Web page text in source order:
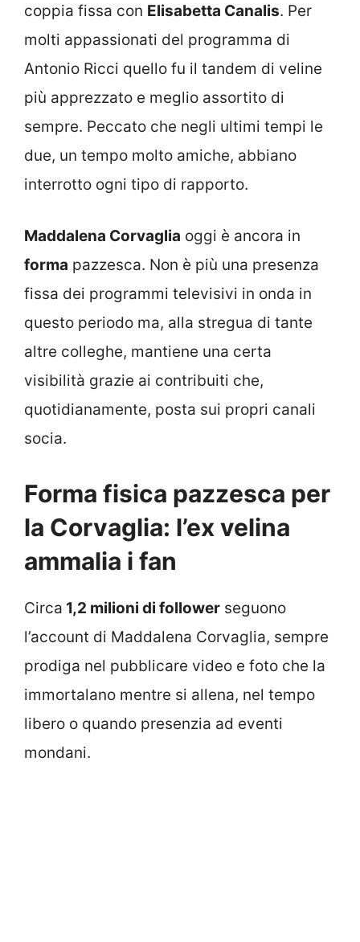
coppia fissa con Elisabetta Canalis. Per
molti appassionati del programma di
Antonio Ricci quello fu il tandem di veline
più apprezzato e meglio assortito di
sempre. Peccato che negli ultimi tempi le
due, un tempo molto amiche, abbiano
interrotto ogni tipo di rapporto.
Maddalena Corvaglia oggi è ancora in
forma pazzesca. Non è più una presenza
fissa dei programmi televisivi in onda in
questo periodo ma, alla stregua di tante
altre colleghe, mantiene una certa
visibilità grazie ai contribuiti che,
quotidianamente, posta sui propri canali
socia.
Forma fisica pazzesca per
la Corvaglia: l’ex velina
ammalia i fan
Circa 1,2 milioni di follower seguono
l’account di Maddalena Corvaglia, sempre
prodiga nel pubblicare video e foto che la
immortalano mentre si allena, nel tempo
libero o quando presenzia ad eventi
mondani.